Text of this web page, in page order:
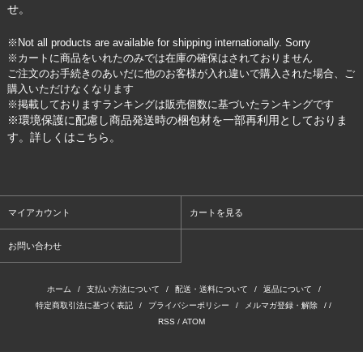
せ。
※Not all products are available for shipping internationally. Sorry
※カートに商品をいれたのみでは在庫の確保はされておりません
ご注文のお手続きのあいだに他のお客様が入れ違いで購入された場合、ご
購入いただけなくなります
※掲載しておりますランキングは販売個数に基づいたランキングです
※環境保護に配慮し商品発送時の梱包材を一部再利用としておりま
す。詳しくはこちら 。
マイアカウント カートを見る
お問い合わせ
ホーム / 支払い方法について / 配送・送料について / 返品について
/
特定商取引法に基づく表記
/ プライバシーポリシー / メルマガ登録・解除
/ /
RSS / ATOM